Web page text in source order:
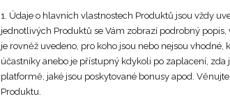
1. Údaje o hlavních vlastnostech Produktů jsou vždy
jednotlivých Produktů se Vám zobrazí podrobný
je rovněž uvedeno, pro koho jsou nebo nejsou
účastníky anebo je přístupný kdykoli po zaplacení,
platformě, jaké jsou poskytované bonusy apod.
Produktu.